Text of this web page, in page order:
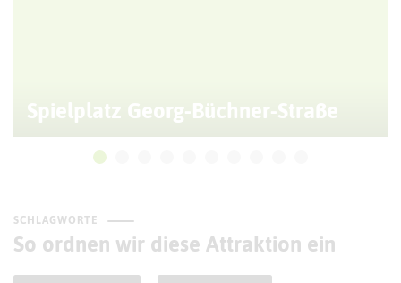
Spielplatz Georg-Büchner-Straße
SCHLAGWORTE
So ordnen wir diese Attraktion ein